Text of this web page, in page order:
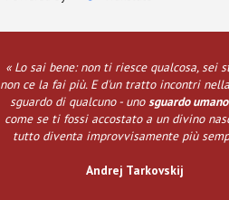
« Lo sai bene: non ti riesce qualcosa, sei
non ce la fai più. E d'un tratto incontri
sguardo di qualcuno - unosguardo umano
come se ti fossi accostato a un divino
tutto diventa improvvisamente più
Andrej Tarkovskij